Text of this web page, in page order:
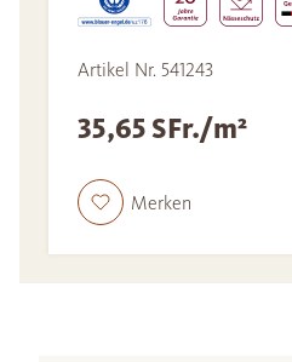
Artikel Nr. 541243
35,65 SFr./m²
Merken